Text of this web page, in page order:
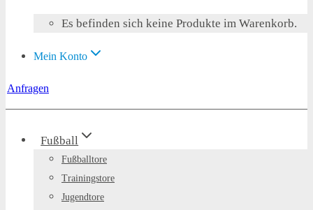
Es befinden sich keine Produkte im Warenkorb.
Mein Konto
Anfragen
Fußball
Fußballtore
Trainingstore
Jugendtore